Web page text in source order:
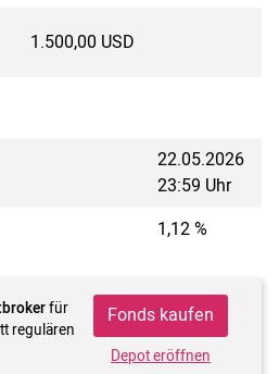
1.500,00 USD
22.05.2026
23:59 Uhr
1,12 %
für
regulären
Fonds kaufen
Depot eröffnen